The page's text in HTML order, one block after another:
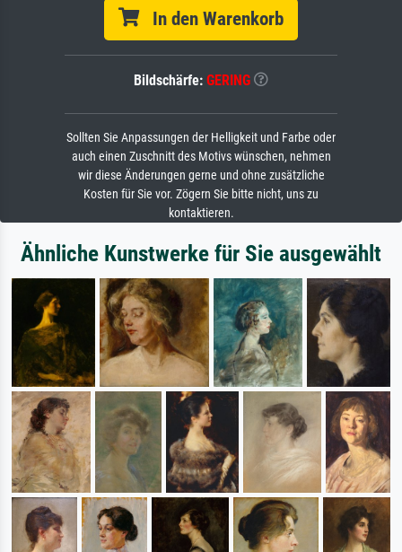
In den Warenkorb
Bildschärfe: GERING
Sollten Sie Anpassungen der Helligkeit und Farbe oder
auch einen Zuschnitt des Motivs wünschen, nehmen
wir diese Änderungen gerne und ohne zusätzliche
Kosten für Sie vor. Zögern Sie bitte nicht, uns zu
kontaktieren.
Ähnliche Kunstwerke für Sie ausgewählt